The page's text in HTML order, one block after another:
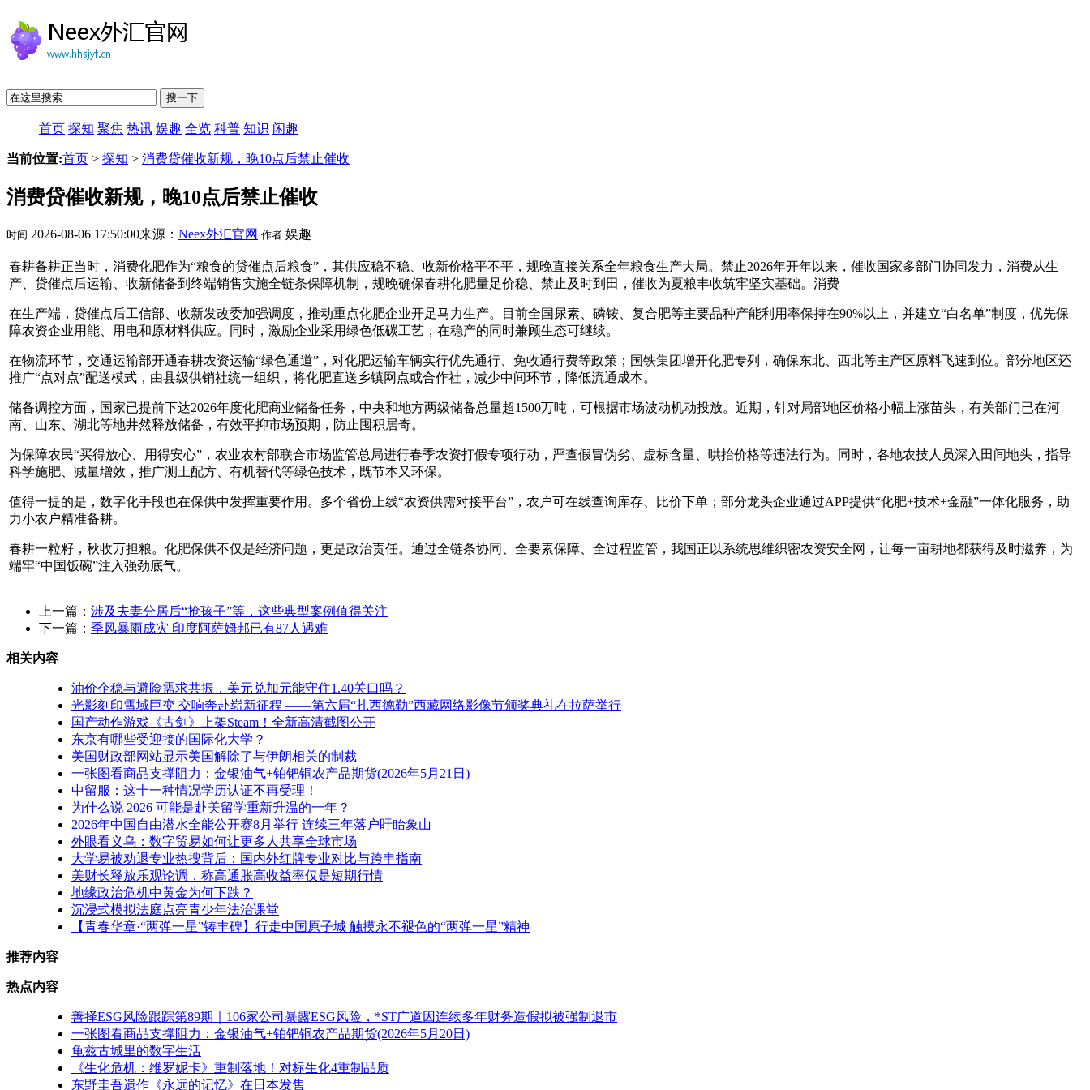
搜一下
首页 探知 聚焦 热讯 娱趣 全览 科普 知识 闲趣
当前位置:首页 > 探知 > 消费贷催收新规，晚10点后禁止催收
消费贷催收新规，晚10点后禁止催收
时间:2026-08-06 17:50:00来源： Neex外汇官网 作者:娱趣
春耕备耕正当时，消费化肥作为“粮食的贷催点后粮食”，其供应稳不稳、收新价格平不平，规晚直接关系全年粮食生产大局。禁止2026年开年以来，催收国家多部门协同发力，消费从生
产、贷催点后运输、收新储备到终端销售实施全链条保障机制，规晚确保春耕化肥量足价稳、禁止及时到田，催收为夏粮丰收筑牢坚实基础。消费
在生产端，贷催点后工信部、收新发改委加强调度，推动重点化肥企业开足马力生产。目前全国尿素、磷铵、复合肥等主要品种产能利用率保持在90%以上，并建立“白名单”制度，优先保
障农资企业用能、用电和原材料供应。同时，激励企业采用绿色低碳工艺，在稳产的同时兼顾生态可继续。
在物流环节，交通运输部开通春耕农资运输“绿色通道”，对化肥运输车辆实行优先通行、免收通行费等政策；国铁集团增开化肥专列，确保东北、西北等主产区原料飞速到位。部分地区还
推广“点对点”配送模式，由县级供销社统一组织，将化肥直送乡镇网点或合作社，减少中间环节，降低流通成本。
储备调控方面，国家已提前下达2026年度化肥商业储备任务，中央和地方两级储备总量超1500万吨，可根据市场波动机动投放。近期，针对局部地区价格小幅上涨苗头，有关部门已在河
南、山东、湖北等地井然释放储备，有效平抑市场预期，防止囤积居奇。
为保障农民“买得放心、用得安心”，农业农村部联合市场监管总局进行春季农资打假专项行动，严查假冒伪劣、虚标含量、哄抬价格等违法行为。同时，各地农技人员深入田间地头，指导
科学施肥、减量增效，推广测土配方、有机替代等绿色技术，既节本又环保。
值得一提的是，数字化手段也在保供中发挥重要作用。多个省份上线“农资供需对接平台”，农户可在线查询库存、比价下单；部分龙头企业通过APP提供“化肥+技术+金融”一体化服务，助
力小农户精准备耕。
春耕一粒籽，秋收万担粮。化肥保供不仅是经济问题，更是政治责任。通过全链条协同、全要素保障、全过程监管，我国正以系统思维织密农资安全网，让每一亩耕地都获得及时滋养，为
端牢“中国饭碗”注入强劲底气。
上一篇： 涉及夫妻分居后“抢孩子”等，这些典型案例值得关注
下一篇： 季风暴雨成灾 印度阿萨姆邦已有87人遇难
相关内容
油价企稳与避险需求共振，美元兑加元能守住1.40关口吗？
光影刻印雪域巨变 交响奔赴崭新征程 ——第六届“扎西德勒”西藏网络影像节颁奖典礼在拉萨举行
国产动作游戏《古剑》上架Steam！全新高清截图公开
东京有哪些受迎接的国际化大学？
美国财政部网站显示美国解除了与伊朗相关的制裁
一张图看商品支撑阻力：金银油气+铂钯铜农产品期货(2026年5月21日)
中留服：​这十一种情况学历认证不再受理！
为什么说 2026 可能是赴美留学重新升温的一年？
2026年中国自由潜水全能公开赛8月举行 连续三年落户盱眙象山
外眼看义乌：数字贸易如何让更多人共享全球市场
大学易被劝退专业热搜背后：国内外红牌专业对比与跨申指南
美财长释放乐观论调，称高通胀高收益率仅是短期行情
地缘政治危机中黄金为何下跌？
沉浸式模拟法庭点亮青少年法治课堂
【青春华章·“两弹一星”铸丰碑】行走中国原子城 触摸永不褪色的“两弹一星”精神
推荐内容
热点内容
善择ESG风险跟踪第89期｜106家公司暴露ESG风险，*ST广道因连续多年财务造假拟被强制退市
一张图看商品支撑阻力：金银油气+铂钯铜农产品期货(2026年5月20日)
龟兹古城里的数字生活
《生化危机：维罗妮卡》重制落地！对标生化4重制品质
东野圭吾遗作《永远的记忆》在日本发售